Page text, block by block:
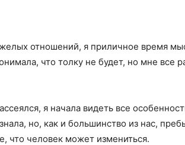
отношений, я приличное время
что толку не будет, но мне все
я начала видеть все
но, как и большинство из нас,
что человек может измениться.